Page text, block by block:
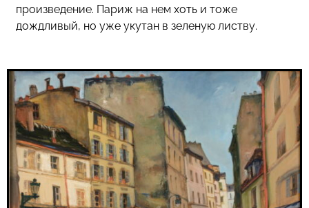
произведение. Париж на нем хоть и тоже
дождливый, но уже укутан в зеленую листву.